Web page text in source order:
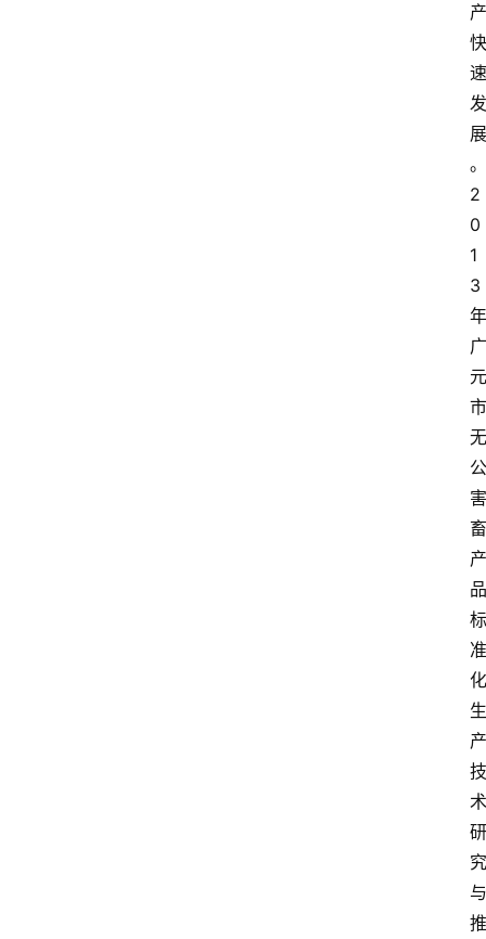
产
快
速
发
展
。
2
0
1
3
年
广
元
市
无
公
害
畜
产
品
标
准
化
生
产
技
术
研
究
与
推